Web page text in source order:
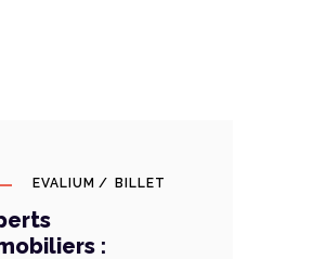
EVALIUM BILLET
: